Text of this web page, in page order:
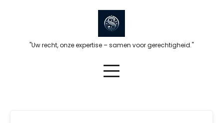
"Uw recht, onze expertise – samen voor gerechtigheid."